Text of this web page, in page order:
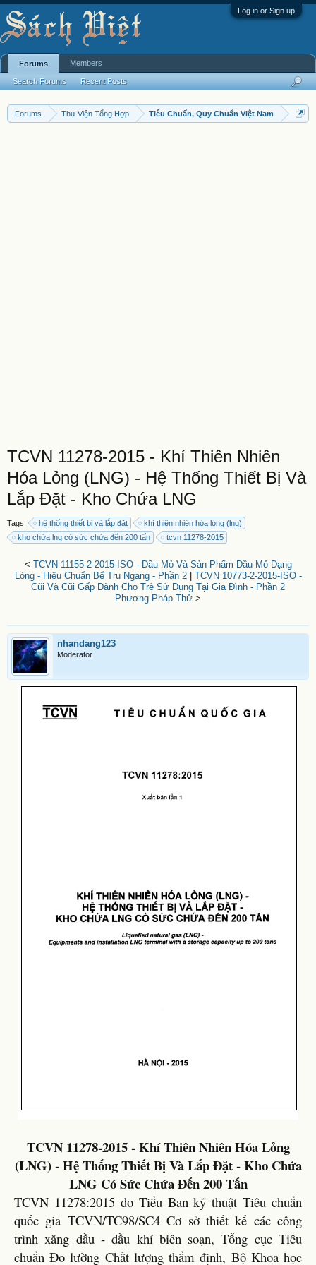
Log in or Sign up
Forums Thư Viện Tổng Hợp Tiêu Chuẩn, Quy Chuẩn Việt Nam
TCVN 11278-2015 - Khí Thiên Nhiên
Hóa Lỏng (LNG) - Hệ Thống Thiết Bị Và
Lắp Đặt - Kho Chứa LNG
Tags: hệ thống thiết bị và lắp đặt
khí thiên nhiên hóa lỏng (lng)
kho chứa lng có sức chứa đến 200 tấn
tcvn 11278-2015
< TCVN 11155-2-2015-ISO - Dầu Mỏ Và Sản Phẩm Dầu Mỏ Dạng
Lỏng - Hiệu Chuẩn Bể Trụ Ngang - Phần 2| TCVN 10773-2-2015-ISO -
Cũi Và Cũi Gấp Dành Cho Trẻ Sử Dụng Tại Gia Đình - Phần 2
Phương Pháp Thử >
nhandang123
Moderator
TCVN 11278-2015 - Khí Thiên Nhiên Hóa Lỏng
(LNG) - Hệ Thống Thiết Bị Và Lắp Đặt - Kho Chứa
LNG Có Sức Chứa Đến 200 Tấn
TCVN 11278:2015 do Tiểu Ban kỹ thuật Tiêu chuẩn
quốc gia TCVN/TC98/SC4 Cơ sở thiết kế các công
trình xăng dầu - dầu khí biên soạn, Tổng cục Tiêu
chuẩn Đo lường Chất lượng thẩm định, Bộ Khoa học
Forums
Search Forums Recent Posts
Members